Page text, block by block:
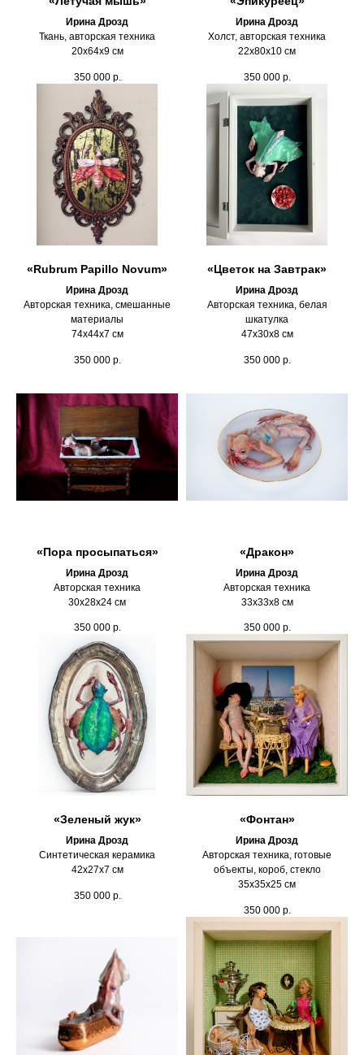
Ирина Дрозд
Ткань, авторская техника
20х64х9 см
350 000 р.
Ирина Дрозд
Холст, авторская техника
22х80х10 см
350 000 р.
«Rubrum Papillo Novum»
Ирина Дрозд
Авторская техника, смешанные
материалы
74х44х7 см
350 000 р.
«Цветок на Завтрак»
Ирина Дрозд
Авторская техника, белая
шкатулка
47х30х8 см
350 000 р.
«Пора просыпаться»
Ирина Дрозд
Авторская техника
30х28х24 см
350 000 р.
«Дракон»
Ирина Дрозд
Авторская техника
33х33х8 см
350 000 р.
«Зеленый жук»
Ирина Дрозд
Синтетическая керамика
42х27х7 см
350 000 р.
«Фонтан»
Ирина Дрозд
Авторская техника, готовые
объекты, короб, стекло
35х35х25 см
350 000 р.